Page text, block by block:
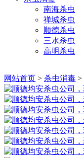
南海杀虫
禅城杀虫
顺德杀虫
三水杀虫
高明杀虫
网站首页 > 杀虫消毒 >